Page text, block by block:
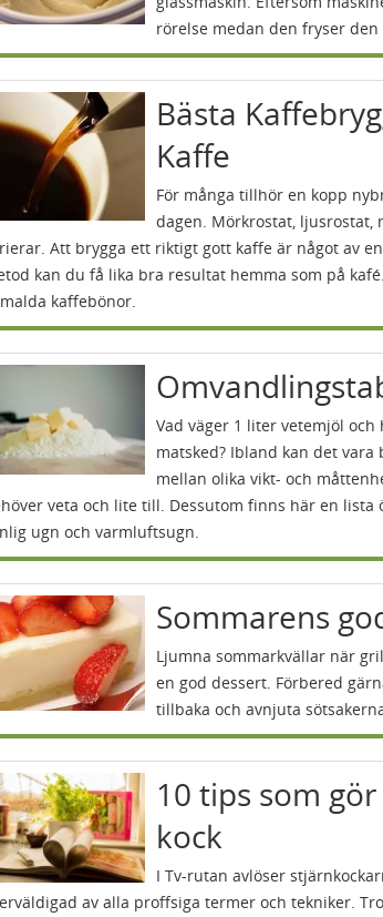
rörelse medan den fryser
Bästa
Kaffe
För många tillhör en kopp
dagen. Mörkrostat, ljusrostat,
Att brygga ett riktigt gott kaffe är något av
kan du få lika bra resultat hemma som på
kaffebönor.
Vad väger 1 liter vetemjöl
matsked? Ibland kan det
mellan olika vikt- och
veta och lite till. Dessutom finns här en
ugn och varmluftsugn.
Sommarens
Ljumna sommarkvällar när
en god dessert. Förbered
tillbaka och avnjuta
10 tips som
kock
I Tv-rutan avlöser
av alla proffsiga termer och tekniker.